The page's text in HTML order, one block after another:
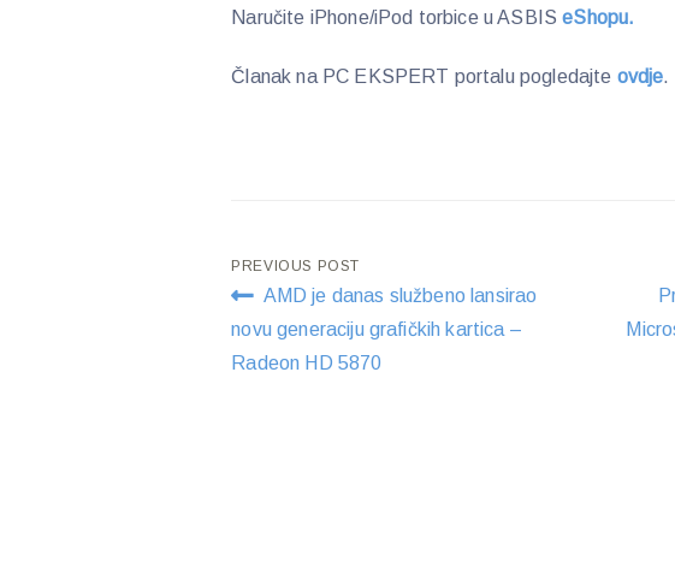
Naručite iPhone/iPod torbice u ASBISeShopu.
Članak na PC EKSPERT portalu pogledajte ovdje.
Post
navigation
PREVIOUS POST
AMD je danas službeno lansirao
novu generaciju grafičkih kartica –
Radeon HD 5870